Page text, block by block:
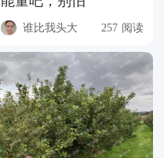
谁比我头大 257 阅读